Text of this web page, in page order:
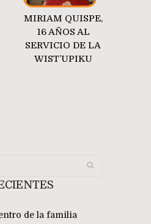
MIRIAM QUISPE,
16 AÑOS AL
SERVICIO DE LA
WIST’UPIKU
de la familia